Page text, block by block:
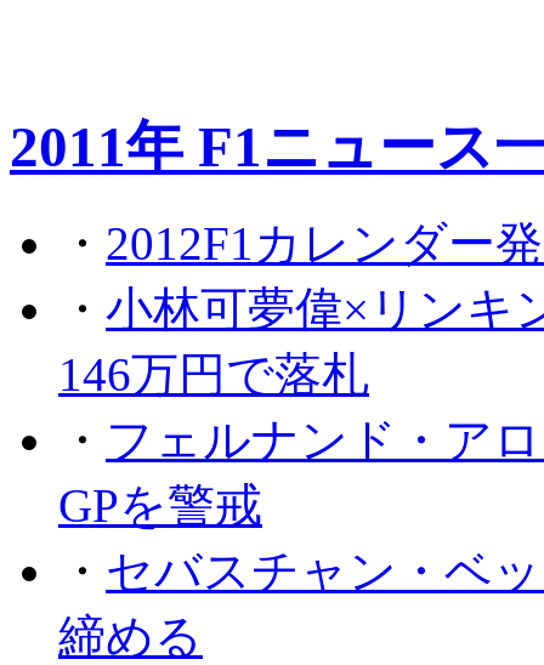
2011年 F1ニュース
・ 2012F1カレンダー
・ 小林可夢偉×リンキ
146万円で落札
・ フェルナンド・ア
GPを警戒
・ セバスチャン・ベ
締める